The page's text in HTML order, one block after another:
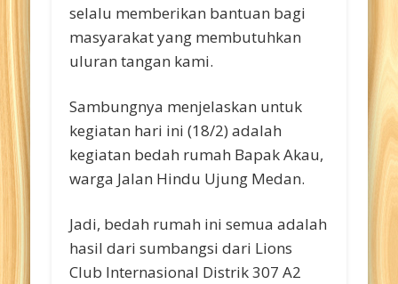
selalu memberikan bantuan bagi
masyarakat yang membutuhkan
uluran tangan kami.
Sambungnya menjelaskan untuk
kegiatan hari ini (18/2) adalah
kegiatan bedah rumah Bapak Akau,
warga Jalan Hindu Ujung Medan.
Jadi, bedah rumah ini semua adalah
hasil dari sumbangsi dari Lions
Club Internasional Distrik 307 A2